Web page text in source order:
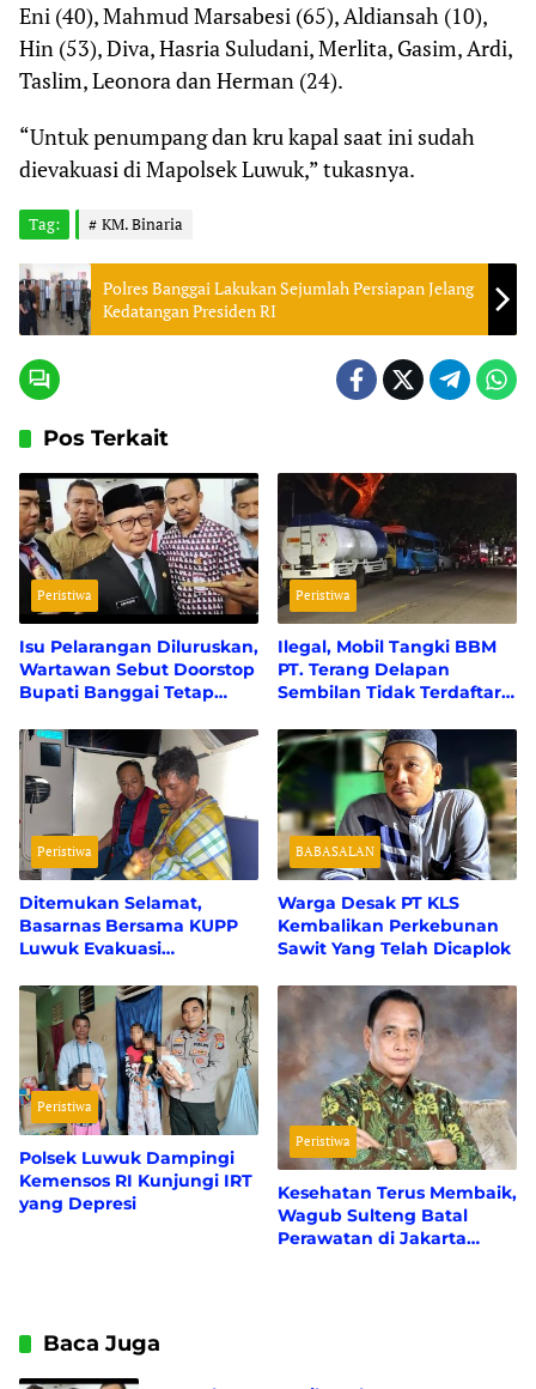
Eni (40), Mahmud Marsabesi (65), Aldiansah (10),
Hin (53), Diva, Hasria Suludani, Merlita, Gasim, Ardi,
Taslim, Leonora dan Herman (24).
“Untuk penumpang dan kru kapal saat ini sudah
dievakuasi di Mapolsek Luwuk,” tukasnya.
Tag: KM. Binaria
Polres Banggai Lakukan Sejumlah Persiapan Jelang
Kedatangan Presiden RI
Pos Terkait
Peristiwa
Isu Pelarangan Diluruskan,
Wartawan Sebut Doorstop
Bupati Banggai Tetap
Peristiwa
Ilegal, Mobil Tangki BBM
PT. Terang Delapan
Sembilan Tidak Terdaftar
Peristiwa
Ditemukan Selamat,
Basarnas Bersama KUPP
Luwuk Evakuasi
KM. Tilongkabila
BABASALAN
Warga Desak PT KLS
Kembalikan Perkebunan
Sawit Yang Telah Dicaplok
Peristiwa
Polsek Luwuk Dampingi
Kemensos RI Kunjungi IRT
yang Depresi
Peristiwa
Kesehatan Terus Membaik,
Wagub Sulteng Batal
Perawatan di Jakarta
Baca Juga